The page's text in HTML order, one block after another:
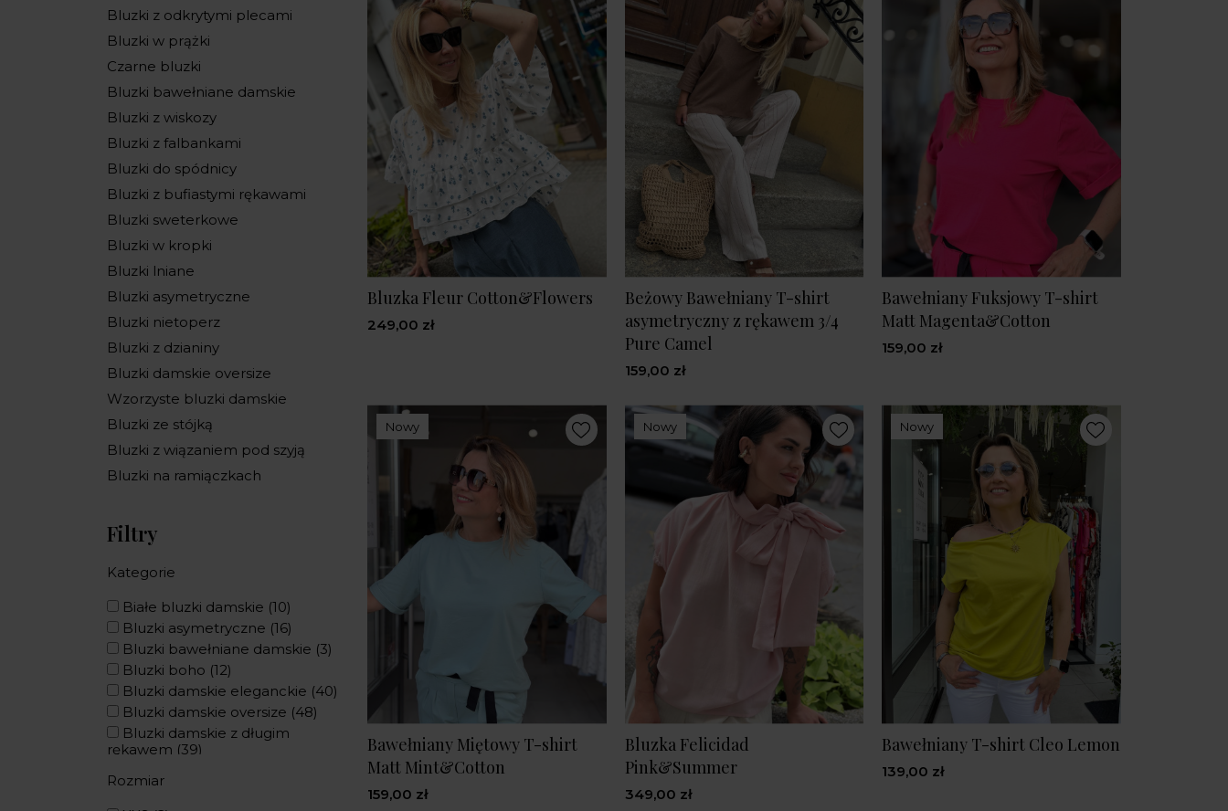
Bluzki z odkrytymi plecami
Bluzki w prążki
Czarne bluzki
Bluzki bawełniane damskie
Bluzki z wiskozy
Bluzki z falbankami
Bluzki do spódnicy
Bluzki z bufiastymi rękawami
Bluzki sweterkowe
Bluzki w kropki
Bluzki lniane
Bluzki asymetryczne
Bluzki nietoperz
Bluzki z dzianiny
Bluzki damskie oversize
Wzorzyste bluzki damskie
Bluzki ze stójką
Bluzki z wiązaniem pod szyją
Bluzki na ramiączkach
Filtry
Kategorie
Białe bluzki damskie (10)
Bluzki asymetryczne (16)
Bluzki bawełniane damskie (3)
Bluzki boho (12)
Bluzki damskie eleganckie (40)
Bluzki damskie oversize (48)
Bluzki damskie z długim
rękawem (39)
rękawem
Rozmiar
Bluzka Fleur Cotton&Flowers
249,00 zł
Beżowy Bawełniany T-shirt
asymetryczny z rękawem 3/4
Pure Camel
159,00 zł
Bawełniany Fuksjowy T-shirt
Matt Magenta&Cotton
159,00 zł
Nowy
Bawełniany Miętowy T-shirt
Matt Mint&Cotton
159,00 zł
Nowy
Bluzka Felicidad
Pink&Summer
349,00 zł
Nowy
Bawełniany T-shirt Cleo Lemon
139,00 zł